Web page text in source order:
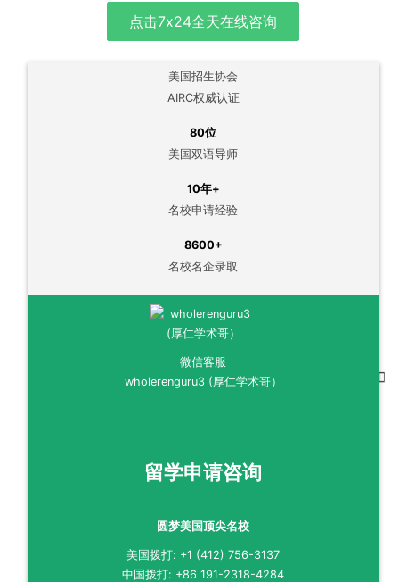
点击7x24全天在线咨询
美国招生协会
AIRC权威认证
80位
美国双语导师
10年+
名校申请经验
8600+
名校名企录取
微信客服
wholerenguru3 (厚仁学术哥）
留学申请咨询
圆梦美国顶尖名校
美国拨打: +1 (412) 756-3137
中国拨打: +86 191-2318-4284